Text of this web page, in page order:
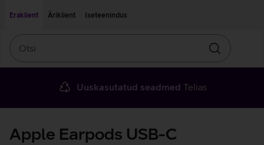
Eraklient
Äriklient Iseteenindus
Otsin
Uuskasutatud seadmed Telias
Apple Earpods USB-C